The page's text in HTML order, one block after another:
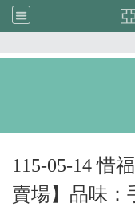
115-05-14 惜
賣場】品味：